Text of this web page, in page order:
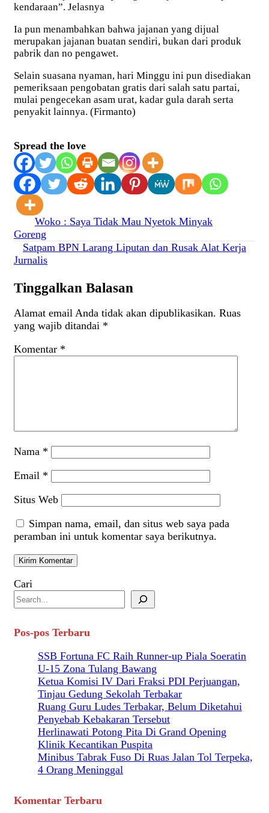
kendaraan”. Jelasnya
Ia pun menambahkan bahwa jajanan yang dijual
merupakan jajanan buatan sendiri, bukan dari produk
pabrik dan no pengawet.
Selain suasana nyaman, hari Minggu ini pun disediakan
pemeriksaan pengobatan gratis dari salah satu partai,
mulai pengecekan asam urat, kadar gula darah serta
penyakit lainnya. (Firmanto)
Spread the love
Navigasi
pos
Woko : Saya Tidak Mau Nyetok Minyak
Goreng
Satpam BPN Larang Liputan dan Rusak Alat Kerja
Jurnalis
Tinggalkan Balasan
Alamat email Anda tidak akan dipublikasikan. Ruas
yang wajib ditandai *
Komentar *
Nama *
Email *
Situs Web
Simpan nama, email, dan situs web saya pada
peramban ini untuk komentar saya berikutnya.
Cari
Pos-pos Terbaru
SSB Fortuna FC Raih Runner-up Piala Soeratin
U-15 Zona Tulang Bawang
Ketua Komisi IV Dari Fraksi PDI Perjuangan,
Tinjau Gedung Sekolah Terbakar
Ruang Guru Ludes Terbakar, Belum Diketahui
Penyebab Kebakaran Tersebut
Herlinawati Potong Pita Di Grand Opening
Klinik Kecantikan Puspita
Minibus Tabrak Fuso Di Ruas Jalan Tol Terpeka,
4 Orang Meninggal
Komentar Terbaru